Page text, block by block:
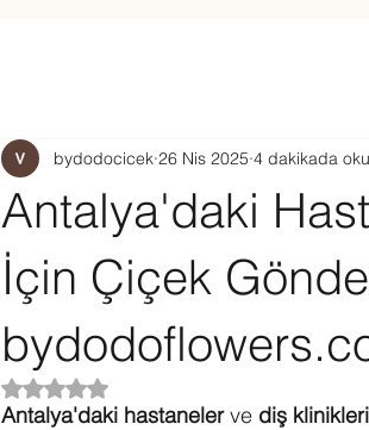
Antalya'daki
İçin Çiçek
bydodocicek 26 Nis 2025 4 dakikada
5 üzerinden NaN yıldız
Antalya'daki hastaneler ve diş klinikleri